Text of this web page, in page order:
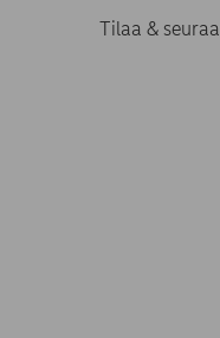
Tilaa & seuraa